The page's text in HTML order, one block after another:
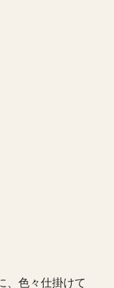
、色々仕掛けて